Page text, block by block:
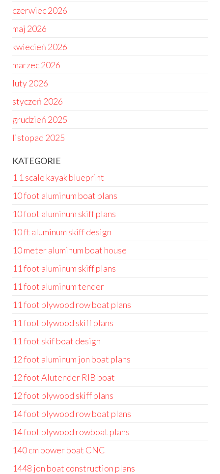
czerwiec 2026
maj 2026
kwiecień 2026
marzec 2026
luty 2026
styczeń 2026
grudzień 2025
listopad 2025
KATEGORIE
1 1 scale kayak blueprint
10 foot aluminum boat plans
10 foot aluminum skiff plans
10 ft aluminum skiff design
10 meter aluminum boat house
11 foot aluminum skiff plans
11 foot aluminum tender
11 foot plywood row boat plans
11 foot plywood skiff plans
11 foot skif boat design
12 foot aluminum jon boat plans
12 foot Alutender RIB boat
12 foot plywood skiff plans
14 foot plywood row boat plans
14 foot plywood rowboat plans
140 cm power boat CNC
1448 jon boat construction plans